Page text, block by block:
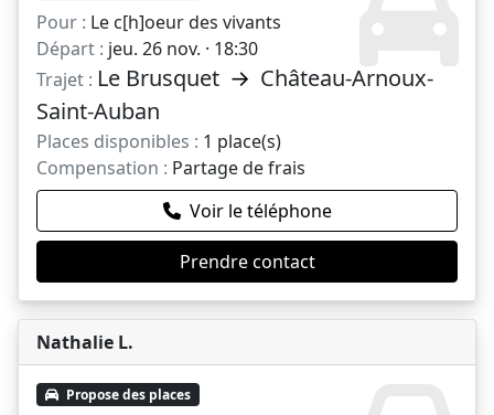
Pour : Le c[h]oeur des vivants
Départ : jeu. 26 nov. · 18:30
Trajet : Le Brusquet → Château-Arnoux-
Saint-Auban
Places disponibles : 1 place(s)
Compensation : Partage de frais
Voir le téléphone
Prendre contact
Nathalie L.
Propose des places